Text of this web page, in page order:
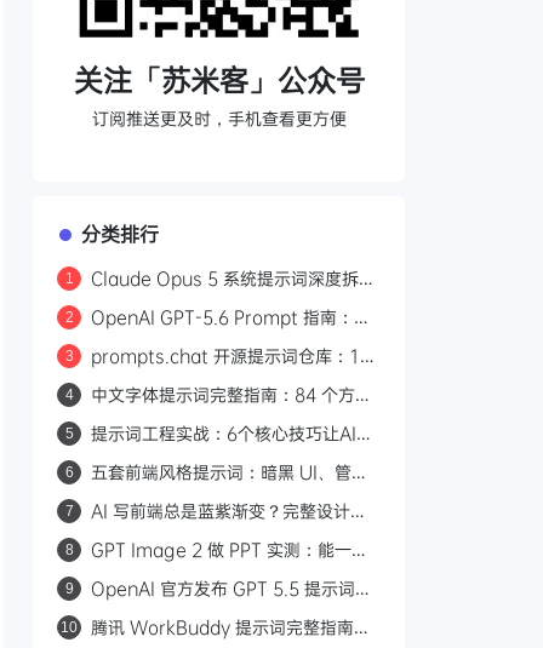
关注「苏米客」公众号
订阅推送更及时，手机查看更方便
分类排行
1
Claude Opus 5 系统提示词深度拆
2
OpenAI GPT-5.6 Prompt 指南：精
更省钱
3
prompts.chat 开源提示词仓库：16
全场景
4
中文字体提示词完整指南：84 个方案
5
提示词工程实战：6个核心技巧让AI回
6
五套前端风格提示词：暗黑 UI、管理
SaaS
7
AI 写前端总是蓝紫渐变？完整设计规
8
GPT Image 2 做 PPT 实测：能一键
9
OpenAI 官方发布 GPT 5.5 提示词指
10
腾讯 WorkBuddy 提示词完整指南：